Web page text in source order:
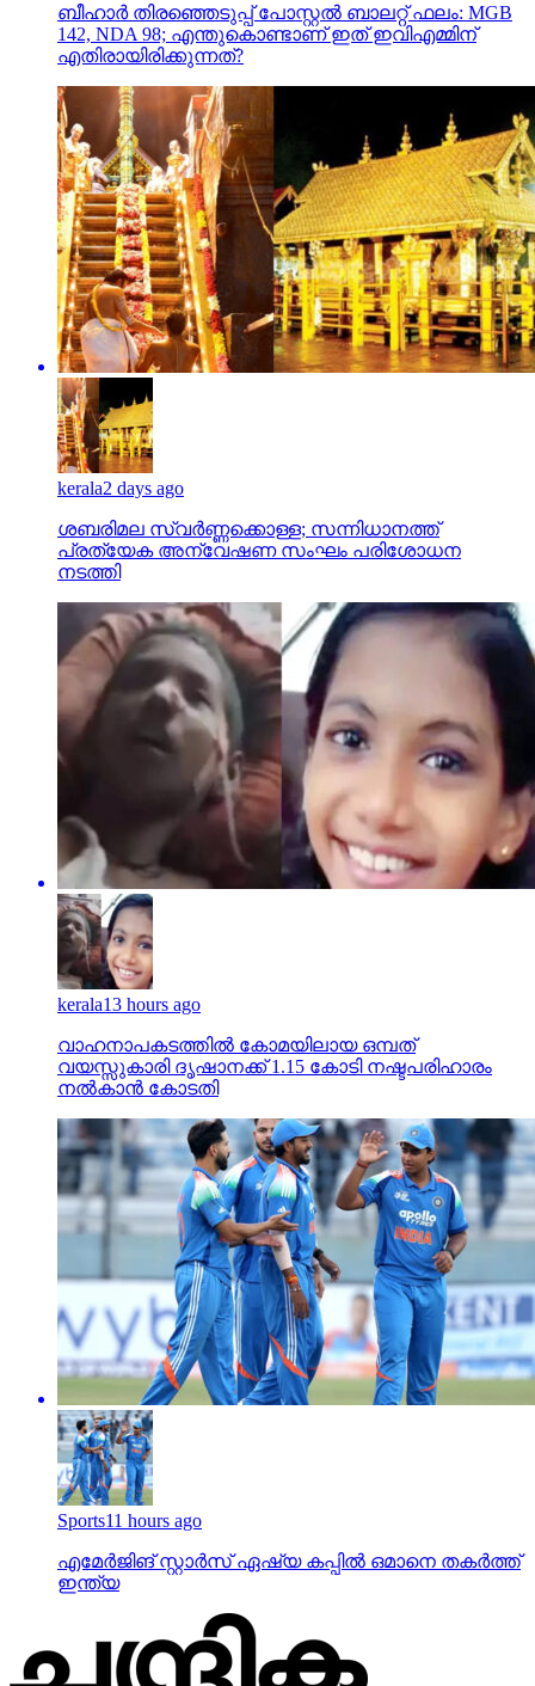
ബീഹാർ തിരഞ്ഞെടുപ്പ് പോസ്റ്റൽ ബാലറ്റ് ഫലം: MGB
142, NDA 98; എന്തുകൊണ്ടാണ് ഇത് ഇവിഎമ്മിന്
എതിരായിരിക്കുന്നത്?
kerala2 days ago
ശബരിമല സ്വര്‍ണ്ണക്കൊള്ള; സന്നിധാനത്ത്
പ്രത്യേക അന്വേഷണ സംഘം പരിശോധന
നടത്തി
kerala13 hours ago
വാഹനാപകടത്തില്‍ കോമയിലായ ഒമ്പത്
വയസ്സുകാരി ദൃഷാനക്ക് 1.15 കോടി നഷ്ടപരിഹാരം
നല്‍കാന്‍ കോടതി
Sports11 hours ago
എമേര്‍ജിങ് സ്റ്റാര്‍സ് ഏഷ്യ കപ്പില്‍ ഒമാനെ തകര്‍ത്ത്
ഇന്ത്യ